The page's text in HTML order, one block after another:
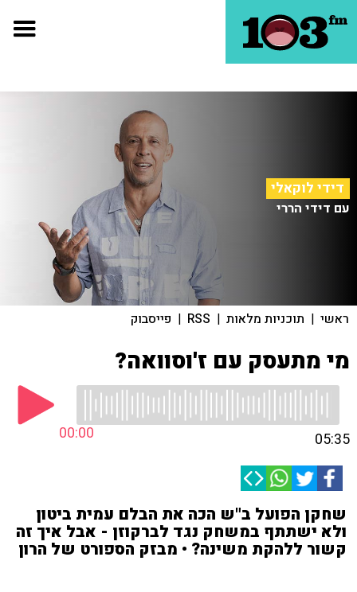
דידי לוקאלי
עם דידי הררי
ראשי | תוכניות מלאות |
RSS
| פייסבוק
מי מתעסק עם ז'וסוואה?
00:00 05:35
שחקן הפועל ב"ש הכה את הבלם עמית ביטון
ולא ישתתף במשחק נגד לברקוזן - אבל איך זה
קשור ללהקת משינה? • מבזק הספורט של הרון